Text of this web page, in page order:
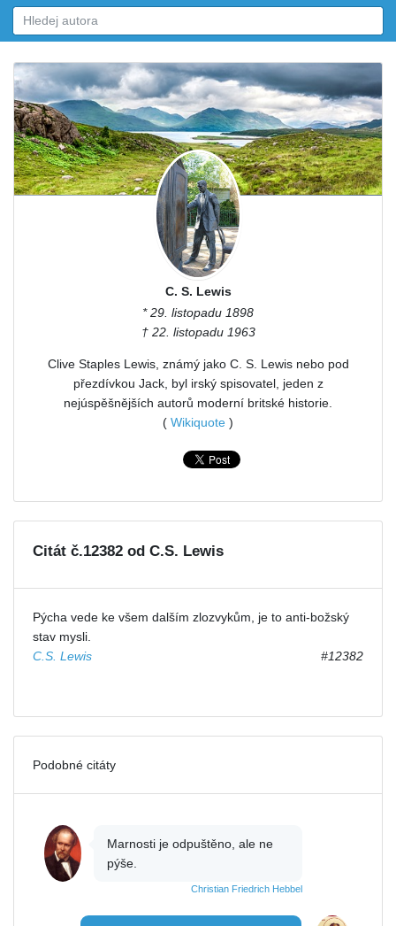
C. S. Lewis
* 29. listopadu 1898
† 22. listopadu 1963
Clive Staples Lewis, známý jako C. S. Lewis nebo pod
přezdívkou Jack, byl irský spisovatel, jeden z
nejúspěšnějších autorů moderní britské historie.
( Wikiquote )
Citát č.12382 od C.S. Lewis
Pýcha vede ke všem dalším zlozvykům, je to anti-božský
stav mysli.
C.S. Lewis
#12382
Podobné citáty
Marnosti je odpuštěno, ale ne
pýše.
Christian Friedrich Hebbel